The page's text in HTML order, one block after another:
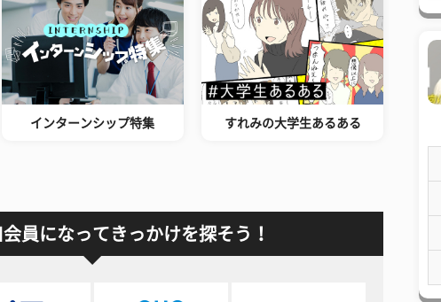
インターンシップ特集 すれみの大学生あるある
員になってきっかけを探そう！